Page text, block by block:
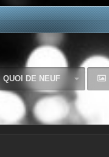
QUOI DE NEUF